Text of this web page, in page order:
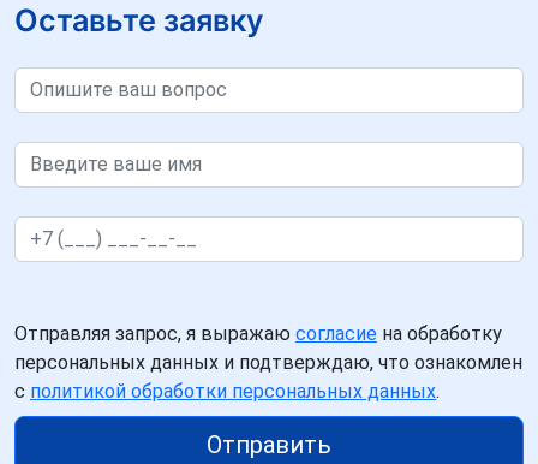
Оставьте заявку
Отправляя запрос, я выражаю согласие на обработку
персональных данных и подтверждаю, что ознакомлен
с политикой обработки персональных данных.
Отправить